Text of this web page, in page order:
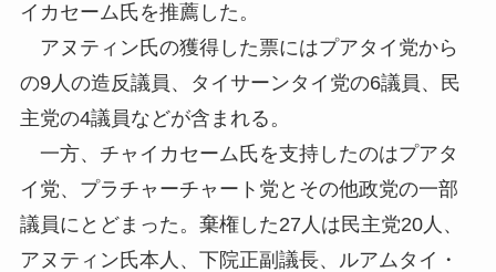
イカセーム氏を推薦した。
アヌティン氏の獲得した票にはプアタイ党から
の9人の造反議員、タイサーンタイ党の6議員、民
主党の4議員などが含まれる。
一方、チャイカセーム氏を支持したのはプアタ
イ党、プラチャーチャート党とその他政党の一部
議員にとどまった。棄権した27人は民主党20人、
アヌティン氏本人、下院正副議長、ルアムタイ・